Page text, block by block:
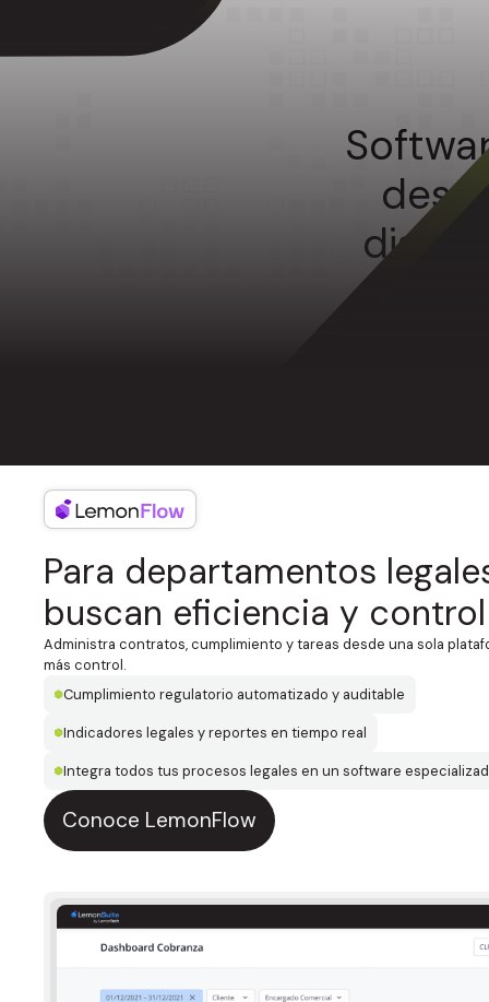
Para departamentos
buscan eficiencia y control
Administra contratos, cumplimiento y tareas desde una sola
más control.
Cumplimiento regulatorio automatizado y auditable
Indicadores legales y reportes en tiempo real
Integra todos tus procesos legales en un software
Conoce LemonFlow